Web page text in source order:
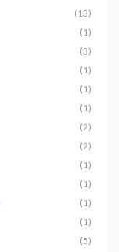
(13)
(1)
(3)
(1)
(1)
(1)
(2)
(2)
(1)
(1)
(1)
(1)
(5)